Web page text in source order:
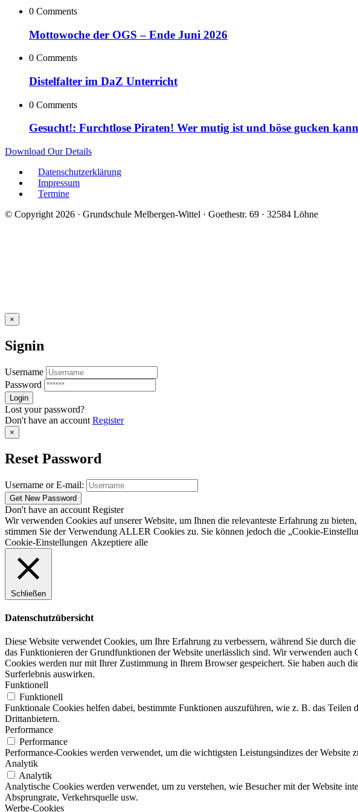
0 Comments
Mottowoche der OGS – Ende Juni 2026
0 Comments
Distelfalter im DaZ Unterricht
0 Comments
Gesucht!: Furchtlose Piraten! Wer mutig ist und böse gucken
Download Our Details
Datenschutzerklärung
Impressum
Termine
© Copyright 2026 · Grundschule Melbergen-Wittel · Goethestr. 69 · 32584 Löhne
×
Signin
Username
Password
Lost your password?
Don't have an account Register
×
Reset Password
Username or E-mail:
Don't have an account Register
Wir verwenden Cookies auf unserer Website, um Ihnen die relevanteste Erfahrung zu
stimmen Sie der Verwendung ALLER Cookies zu. Sie können jedoch die „Cookie-
Cookie-Einstellungen Akzeptiere alle
Schließen
Datenschutzübersicht
Diese Website verwendet Cookies, um Ihre Erfahrung zu verbessern, während Sie durch
das Funktionieren der Grundfunktionen der Website unerlässlich sind. Wir verwenden
Cookies werden nur mit Ihrer Zustimmung in Ihrem Browser gespeichert. Sie haben auch
Surferlebnis auswirken.
Funktionell
Funktionell
Funktionale Cookies helfen dabei, bestimmte Funktionen auszuführen, wie z. B. das
Drittanbietern.
Performance
Performance
Performance-Cookies werden verwendet, um die wichtigsten Leistungsindizes der Website
Analytik
Analytik
Analytische Cookies werden verwendet, um zu verstehen, wie Besucher mit der Website
Absprungrate, Verkehrsquelle usw.
Werbe-Cookies